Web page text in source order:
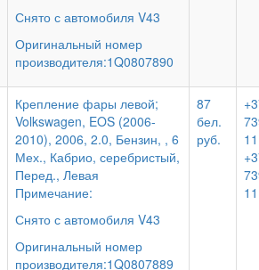
Снято с автомобиля V43
Оригинальный номер
производителя:1Q0807890
Крепление фары левой;
Volkswagen, EOS (2006-
2010), 2006, 2.0, Бензин, , 6
Мех., Кабрио, серебристый,
Перед., Левая
Примечание:
Снято с автомобиля V43
Оригинальный номер
производителя:1Q0807889
87
бел.
руб.
11
11